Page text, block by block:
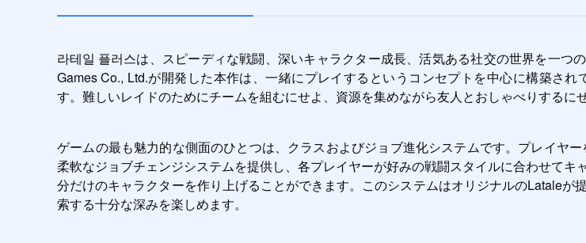
라테일 플러스は、スピーディな戦闘、深いキャラクター成長、活気ある社交の世界を一
Games Co., Ltd.が開発した本作は、一緒にプレイするというコンセプトを中心に構築さ
す。難しいレイドのためにチームを組むにせよ、資源を集めながら友人とおしゃべりするに
ゲームの最も魅力的な側面のひとつは、クラスおよびジョブ進化システムです。プレイヤ
柔軟なジョブチェンジシステムを提供し、各プレイヤーが好みの戦闘スタイルに合わせて
分だけのキャラクターを作り上げることができます。このシステムはオリジナルのLatale
索する十分な深みを楽しめます。